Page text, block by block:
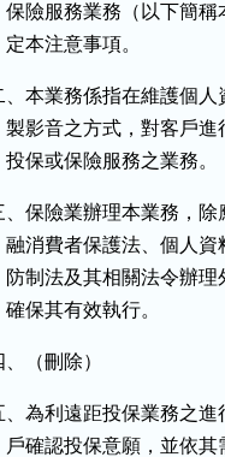
保險服務業務（以下簡
定本注意事項。
、本業務係指在維護個
製影音之方式，對客戶
投保或保險服務之業務。
、保險業辦理本業務，
融消費者保護法、個人
防制法及其相關法令辦
確保其有效執行。
、（刪除）
、為利遠距投保業務之
戶確認投保意願，並依